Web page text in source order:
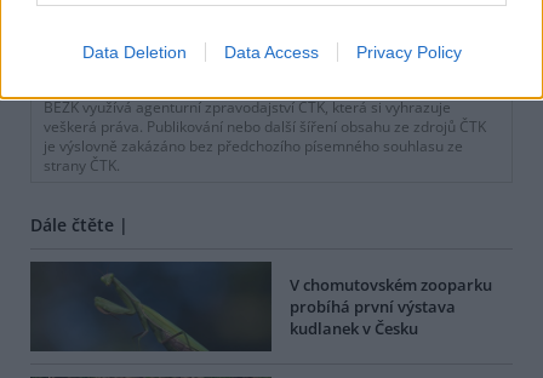
Data Deletion Data Access Privacy Policy
tisknout poslat
BEZK využívá agenturní zpravodajství ČTK, která si vyhrazuje
veškerá práva. Publikování nebo další šíření obsahu ze zdrojů ČTK
je výslovně zakázáno bez předchozího písemného souhlasu ze
strany ČTK.
Dále čtěte |
V chomutovském zooparku
probíhá první výstava
kudlanek v Česku